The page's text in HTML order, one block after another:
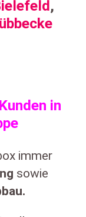
,
in
immer
sowie